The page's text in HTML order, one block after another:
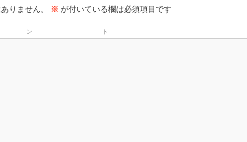
りません。 ※ が付いている欄は必須項目です
ント